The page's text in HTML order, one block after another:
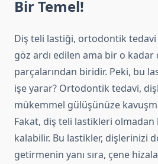
Bir Temel!
Diş teli lastiği, ortodontik
göz ardı edilen ama bir o
parçalarından biridir. Peki, bu
işe yarar? Ortodontik tedavi,
mükemmel gülüşünüze
Fakat, diş teli lastikleri olmadan
kalabilir. Bu lastikler, dişlerinizi
getirmenin yanı sıra, çene